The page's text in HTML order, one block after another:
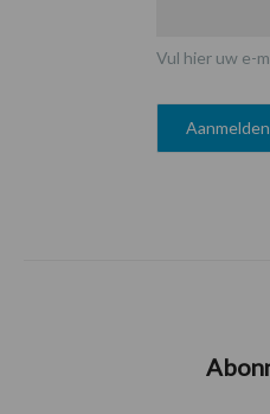
Vul hier uw e-